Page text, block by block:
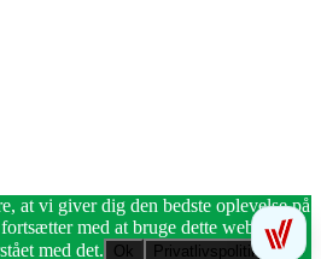
at vi giver dig den bedste oplevelse på
med at bruge dette websted,
med det.
Ok Privatlivspolitik